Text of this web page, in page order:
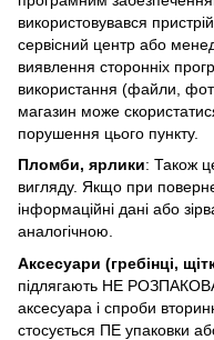
використовувався
сервісний центр або
виявлення сторонніх
використання (файли,
магазин може
порушення цього пункту.
Пломби, ярлики: Також
вигляду. Якщо при
інформаційні дані або
аналогічною.
Аксесуари (гребінці,
підлягають НЕ
аксесуара і спроби
стосується ПЕ упаковки